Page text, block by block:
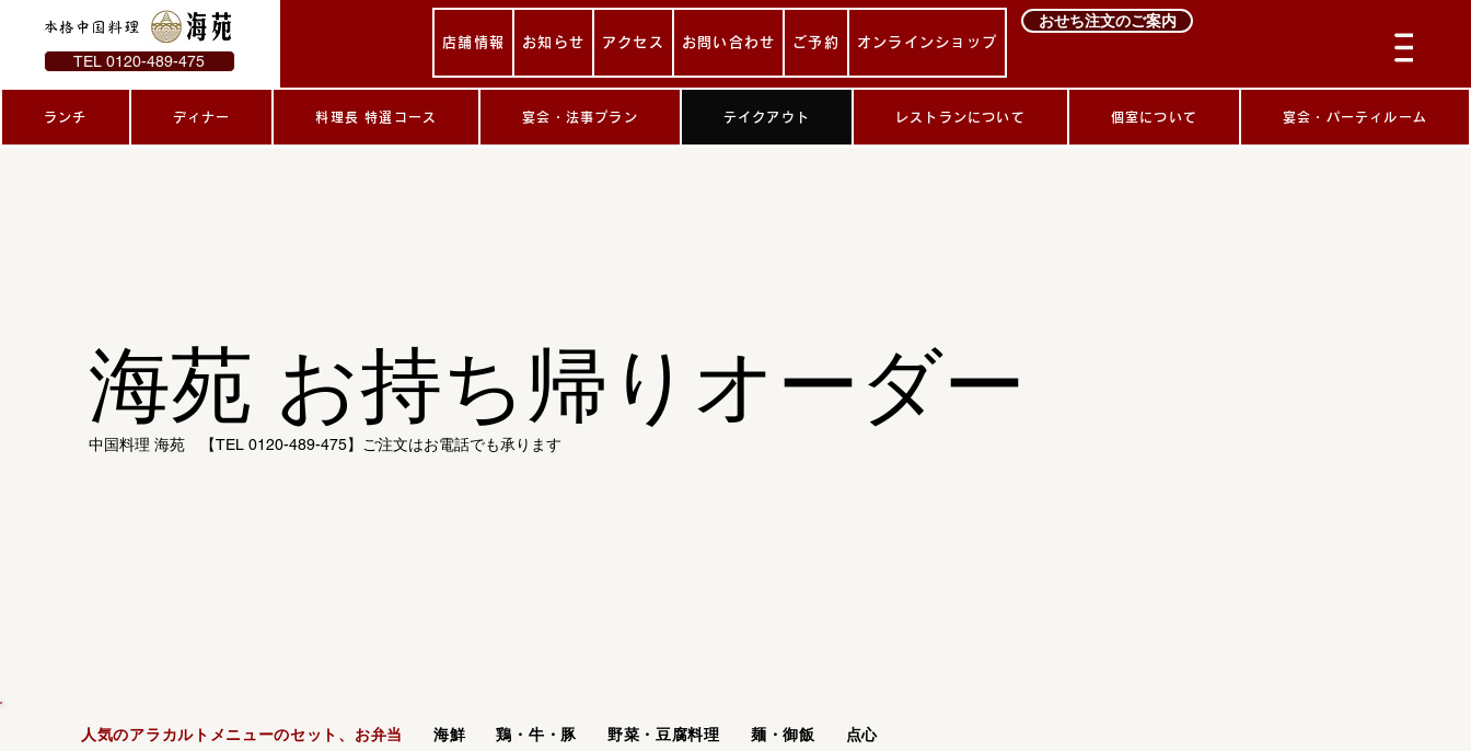
本格中国料理
TEL 0120-489-475
店舗情報 お知らせ アクセス お問い合わせ ご予約 オンラインショップ
おせち注文のご案内
ランチ ディナー 料理長 特選コース 宴会・法事プラン テイクアウト レストランについて 個室について 宴会・パーティルーム
海苑 お持ち帰りオーダー
中国料理 海苑 【TEL 0120-489-475】ご注文はお電話でも承ります
人気のアラカルトメニューのセット、お弁当 海鮮 鶏・牛・豚 野菜・豆腐料理 麺・御飯 点心